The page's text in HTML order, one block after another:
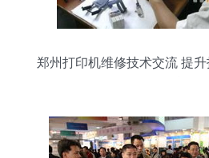
郑州打印机维修技术交流 提